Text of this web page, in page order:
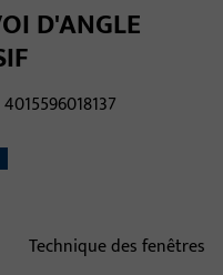
D'ANGLE
4015596018137
Technique des fenêtres